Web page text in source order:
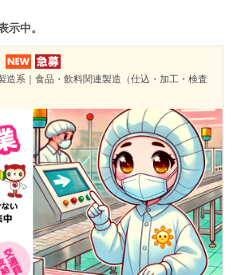
示中。
造系｜食品・飲料関連製造（仕込・加工・検査